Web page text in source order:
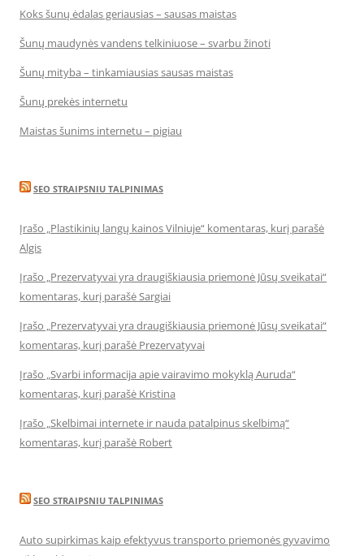
Koks šunų ėdalas geriausias – sausas maistas
Šunų maudynės vandens telkiniuose – svarbu žinoti
Šunų mityba – tinkamiausias sausas maistas
Šunų prekės internetu
Maistas šunims internetu – pigiau
SEO STRAIPSNIU TALPINIMAS
Įrašo „Plastikinių langų kainos Vilniuje“ komentaras, kurį parašė
Algis
Įrašo „Prezervatyvai yra draugiškiausia priemonė Jūsų sveikatai“
komentaras, kurį parašė Sargiai
Įrašo „Prezervatyvai yra draugiškiausia priemonė Jūsų sveikatai“
komentaras, kurį parašė Prezervatyvai
Įrašo „Svarbi informacija apie vairavimo mokyklą Auruda“
komentaras, kurį parašė Kristina
Įrašo „Skelbimai internete ir nauda patalpinus skelbimą“
komentaras, kurį parašė Robert
SEO STRAIPSNIU TALPINIMAS
Auto supirkimas kaip efektyvus transporto priemonės gyvavimo